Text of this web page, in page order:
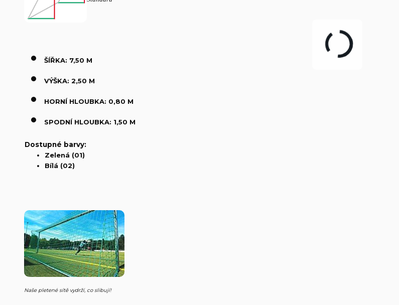
ŠÍŘKA: 7,50 M
VÝŠKA: 2,50 M
HORNÍ HLOUBKA: 0,80 M
SPODNÍ HLOUBKA: 1,50 M
Dostupné barvy:
Zelená (01)
Bílá (02)
Naše pletené sítě vydrží, co slibují!